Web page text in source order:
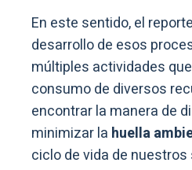
En este sentido, el
desarrollo de esos
múltiples actividades
consumo de diversos
encontrar la manera de
minimizar la huella
ciclo de vida de nuestros